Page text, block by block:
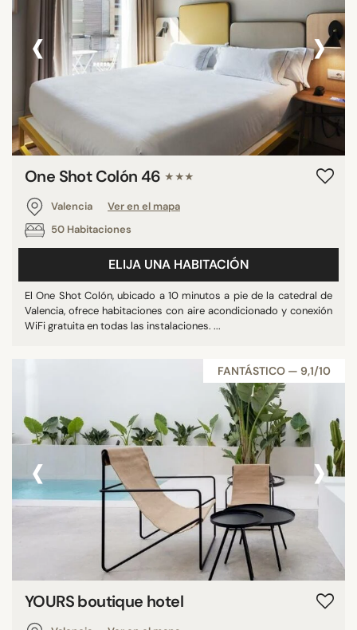
‹ ›
One Shot Colón 46 ★★★
Valencia
Ver en el mapa
50 Habitaciones
ELIJA UNA HABITACIÓN
El One Shot Colón, ubicado a 10 minutos a pie de la catedral de
Valencia, ofrece habitaciones con aire acondicionado y conexión
WiFi gratuita en todas las instalaciones. ...
FANTÁSTICO — 9,1/10
‹ ›
YOURS boutique hotel